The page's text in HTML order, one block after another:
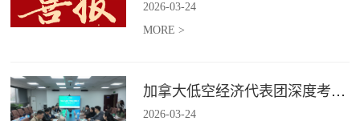
2026-03-24
MORE >
加拿大低空经济代表团深度考察中电金骏
2026-03-24